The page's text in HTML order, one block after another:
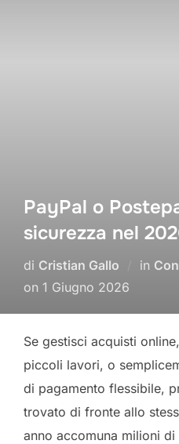
PayPal o
sicurezza nel
di Cristian Gallo in
on Pubblicato
1 Giugno 2026
Se gestisci acquisti
piccoli lavori, o
di pagamento flessibile,
trovato di fronte allo
anno accomuna milioni di